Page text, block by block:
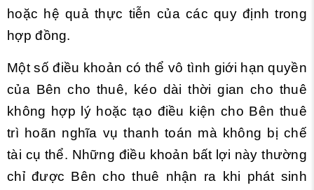
hoặc hệ quả thực tiễn của các quy định trong
hợp đồng.
Một số điều khoản có thể vô tình giới hạn quyền
của Bên cho thuê, kéo dài thời gian cho thuê
không hợp lý hoặc tạo điều kiện cho Bên thuê
trì hoãn nghĩa vụ thanh toán mà không bị chế
tài cụ thể. Những điều khoản bất lợi này thường
chỉ được Bên cho thuê nhận ra khi phát sinh